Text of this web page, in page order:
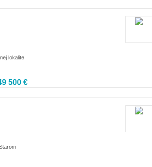
lokalite
500 €